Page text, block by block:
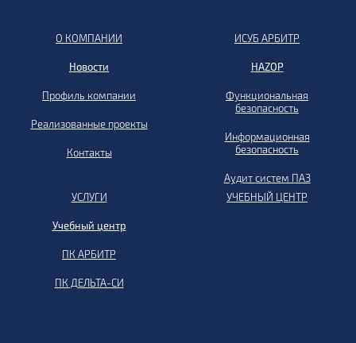
О КОМПАНИИ
Новости
Профиль компании
Реализованные проекты
Контакты
ИСУБ АРБИТР
HAZOP
Функциональная
безопасность
Информационная
безопасность
Аудит систем ПАЗ
УСЛУГИ
Учебный центр
ПК АРБИТР
ПК ДЕЛЬТА-СИ
УЧЕБНЫЙ ЦЕНТР